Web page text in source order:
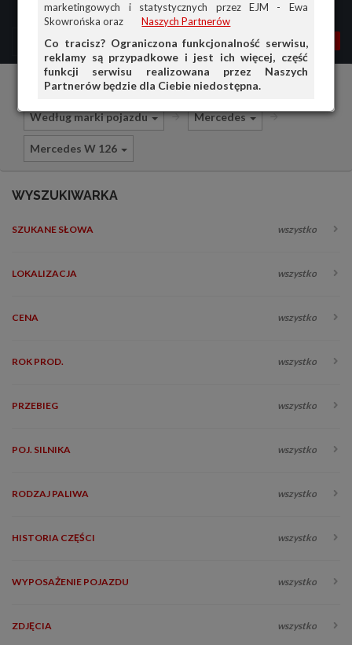
marketingowych i statystycznych przez EJM - Ewa
Skowrońska oraz
Naszych Partnerów
Co tracisz? Ograniczona funkcjonalność serwisu,
reklamy są przypadkowe i jest ich więcej, część
funkcji serwisu realizowana przez Naszych
Partnerów będzie dla Ciebie niedostępna.
MENU MOJA AG
PRZEGLĄD
OFERTA DLA FIRM
Części i akcesoria samochodowe
Według marki pojazdu Mercedes
Mercedes W 126
WYSZUKIWARKA
SZUKANE SŁOWA wszystko
LOKALIZACJA wszystko
CENA wszystko
ROK PROD. wszystko
PRZEBIEG wszystko
POJ. SILNIKA wszystko
RODZAJ PALIWA wszystko
HISTORIA CZĘŚCI wszystko
WYPOSAŻENIE POJAZDU wszystko
ZDJĘCIA wszystko